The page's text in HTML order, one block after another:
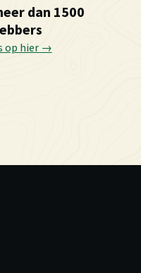
dan 1500
op hier →